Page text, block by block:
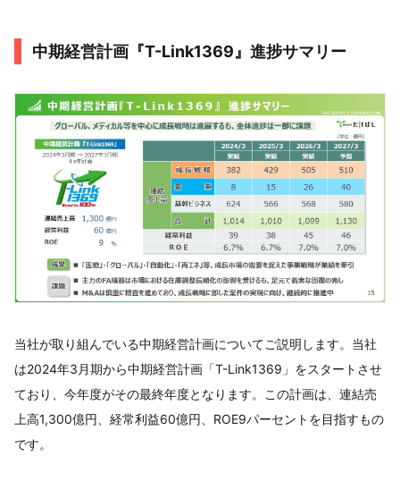
中期経営計画『T-Link1369』進捗サマリー
当社が取り組んでいる中期経営計画についてご説明します。当社
は2024年3月期から中期経営計画「T-Link1369」をスタートさせ
ており、今年度がその最終年度となります。この計画は、連結売
上高1,300億円、経常利益60億円、ROE9パーセントを目指すもの
です。